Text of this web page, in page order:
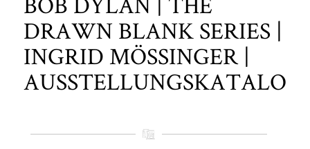
DRAWN BLANK SERIES |
INGRID MÖSSINGER |
AUSSTELLUNGSKATALOG